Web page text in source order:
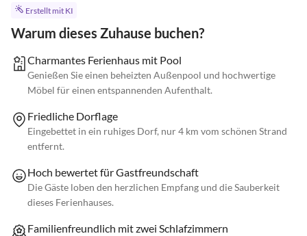
Erstellt mit KI
Warum dieses Zuhause buchen?
Charmantes Ferienhaus mit Pool
Genießen Sie einen beheizten Außenpool und hochwertige
Möbel für einen entspannenden Aufenthalt.
Friedliche Dorflage
Eingebettet in ein ruhiges Dorf, nur 4 km vom schönen Strand
entfernt.
Hoch bewertet für Gastfreundschaft
Die Gäste loben den herzlichen Empfang und die Sauberkeit
dieses Ferienhauses.
Familienfreundlich mit zwei Schlafzimmern